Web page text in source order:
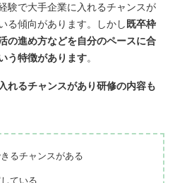
験で大手企業に入れるチャンスが
る傾向があります。しかし 既卒枠
の進め方などを自分のペースに合
う特徴があります。
れるチャンスがあり研修の内容も
るチャンスがある
ている